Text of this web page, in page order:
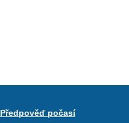
Předpověď počasí